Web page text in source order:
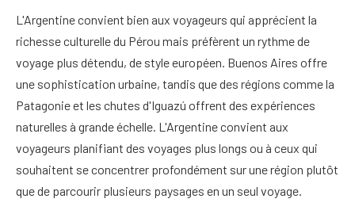
L'Argentine convient bien aux voyageurs qui apprécient la
richesse culturelle du Pérou mais préfèrent un rythme de
voyage plus détendu, de style européen. Buenos Aires offre
une sophistication urbaine, tandis que des régions comme la
Patagonie et les chutes d'Iguazú offrent des expériences
naturelles à grande échelle. L'Argentine convient aux
voyageurs planifiant des voyages plus longs ou à ceux qui
souhaitent se concentrer profondément sur une région plutôt
que de parcourir plusieurs paysages en un seul voyage.